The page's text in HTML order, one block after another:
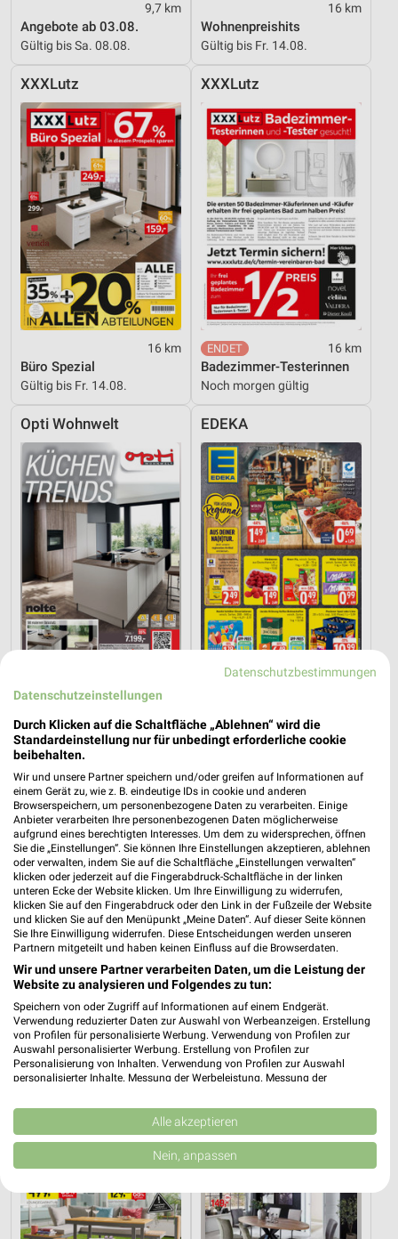
9,7 km
Angebote ab 03.08.
Gültig bis Sa. 08.08.
16 km
Wohnenpreishits
Gültig bis Fr. 14.08.
XXXLutz
16 km
Büro Spezial
Gültig bis Fr. 14.08.
XXXLutz
16 km
Badezimmer-Testerinnen
Noch morgen gültig
Opti Wohnwelt
Gültig bis Mi. 30.09.
EDEKA
Gültig bis Sa. 08.08.
XXXLutz
16 km
Wohnideen so individuell wie du!
Gültig bis Fr. 14.08.
16 km
Junges Wohnen
Noch morgen gültig
XXXLutz Opti Wohnwelt
Datenschutzbestimmungen
Datenschutzeinstellungen
Durch Klicken auf die Schaltfläche „Ablehnen“ wird die
Standardeinstellung nur für unbedingt erforderliche cookie
beibehalten.
Wir und unsere Partner speichern und/oder greifen auf Informationen auf
einem Gerät zu, wie z. B. eindeutige IDs in cookie und anderen
Browserspeichern, um personenbezogene Daten zu verarbeiten. Einige
Anbieter verarbeiten Ihre personenbezogenen Daten möglicherweise
aufgrund eines berechtigten Interesses. Um dem zu widersprechen, öffnen
Sie die „Einstellungen“. Sie können Ihre Einstellungen akzeptieren, ablehnen
oder verwalten, indem Sie auf die Schaltfläche „Einstellungen verwalten“
klicken oder jederzeit auf die Fingerabdruck-Schaltfläche in der linken
unteren Ecke der Website klicken. Um Ihre Einwilligung zu widerrufen,
klicken Sie auf den Fingerabdruck oder den Link in der Fußzeile der Website
und klicken Sie auf den Menüpunkt „Meine Daten“. Auf dieser Seite können
Sie Ihre Einwilligung widerrufen. Diese Entscheidungen werden unseren
Partnern mitgeteilt und haben keinen Einfluss auf die Browserdaten.
Wir und unsere Partner verarbeiten Daten, um die Leistung der
Website zu analysieren und Folgendes zu tun:
Speichern von oder Zugriff auf Informationen auf einem Endgerät.
Verwendung reduzierter Daten zur Auswahl von Werbeanzeigen. Erstellung
von Profilen für personalisierte Werbung. Verwendung von Profilen zur
Auswahl personalisierter Werbung. Erstellung von Profilen zur
Personalisierung von Inhalten. Verwendung von Profilen zur Auswahl
personalisierter Inhalte. Messung der Werbeleistung. Messung der
Kombinationen von Daten aus verschiedenen Quellen. Entwicklung und
Verbesserung der Angebote. Verwendung reduzierter Daten zur Auswahl
von Inhalten.
Daten können außerhalb der Europäischen Union weitergegeben und in die
Website/App.
Partnerliste anzeigen (1 IAB-Anbieter)
Alle akzeptieren
Nein, anpassen